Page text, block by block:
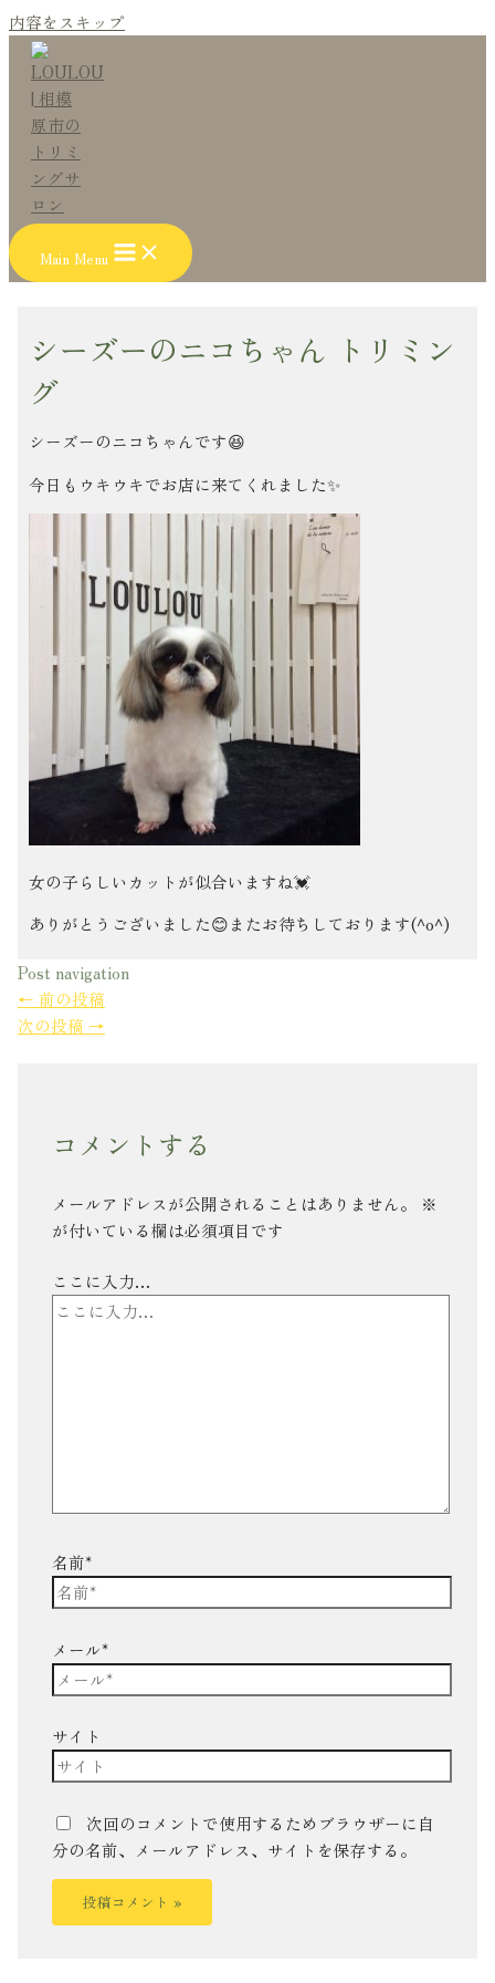
内容をスキップ
Main Menu
シーズーのニコちゃん トリミン
グ
シーズーのニコちゃんです😆
今日もウキウキでお店に来てくれました✨
女の子らしいカットが似合いますね💓
ありがとうございました😊またお待ちしております(^o^)
Post navigation
← 前の投稿
次の投稿 →
コメントする
メールアドレスが公開されることはありません。
※
が付いている欄は必須項目です
ここに入力…
名前*
メール*
サイト
次回のコメントで使用するためブラウザーに自
分の名前、メールアドレス、サイトを保存する。